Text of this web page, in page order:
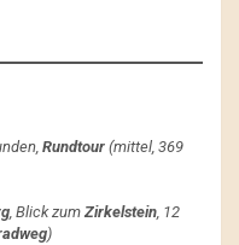
Rundtour (mittel, 369
, Blick zum Zirkelstein, 12
)